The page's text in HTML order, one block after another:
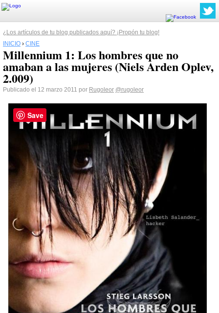
¿Los artículos de tu blog publicados aquí? ¡Propón tu blog!
INICIO › CINE
Millennium 1: Los hombres que no
amaban a las mujeres (Niels Arden Oplev,
2.009)
Publicado el 12 marzo 2011 por Rugoleor @rugoleor
Save